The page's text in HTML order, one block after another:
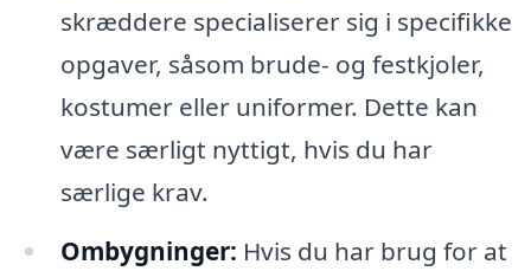
skræddere specialiserer sig i specifikke
opgaver, såsom brude- og festkjoler,
kostumer eller uniformer. Dette kan
være særligt nyttigt, hvis du har
særlige krav.
Ombygninger: Hvis du har brug for at